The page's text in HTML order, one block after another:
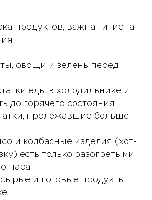
продуктов, важна гигиена
овощи и зелень перед
еды в холодильнике и
до горячего состояния
пролежавшие больше
и колбасные изделия (хот-
есть только разогретыми
пара
сырые и готовые продукты